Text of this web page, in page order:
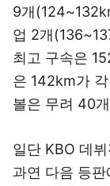
9개
업 2개
최고 구속은
은 142km가
볼은 무려 40
일단 KBO 데
과연 다음 등